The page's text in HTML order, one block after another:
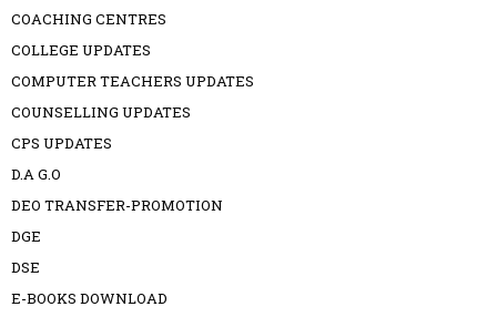
COACHING CENTRES
COLLEGE UPDATES
COMPUTER TEACHERS UPDATES
COUNSELLING UPDATES
CPS UPDATES
D.A G.O
DEO TRANSFER-PROMOTION
DGE
DSE
E-BOOKS DOWNLOAD